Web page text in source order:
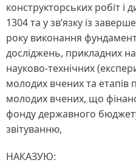
конструкторських робіт і
1304 та у зв’язку із
року виконання
досліджень, прикладних
науково-технічних
молодих вчених та етапів
молодих вчених, що
фонду державного
звітуванню,
НАКАЗУЮ: